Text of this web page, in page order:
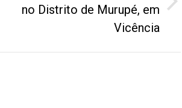
no Distrito de Murupé, em
Vicência